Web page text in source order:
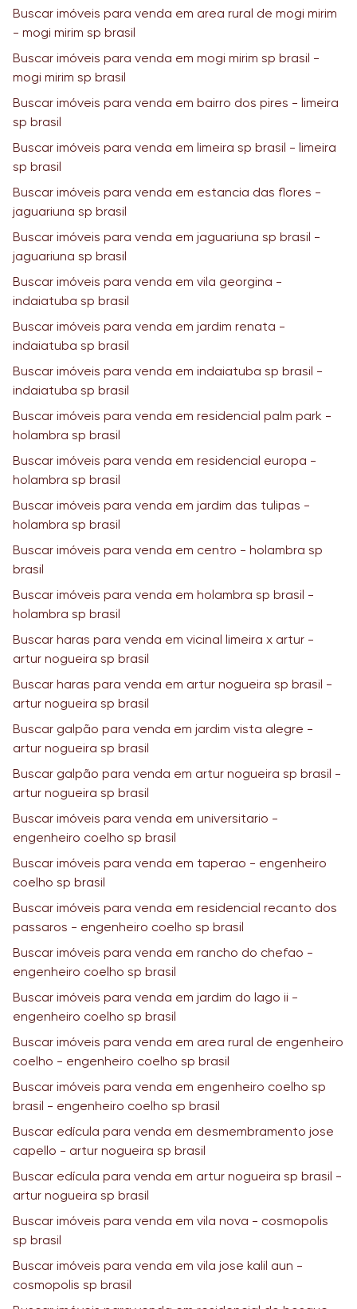
Buscar imóveis para venda em area rural de mogi mirim
- mogi mirim sp brasil
Buscar imóveis para venda em mogi mirim sp brasil -
mogi mirim sp brasil
Buscar imóveis para venda em bairro dos pires - limeira
sp brasil
Buscar imóveis para venda em limeira sp brasil - limeira
sp brasil
Buscar imóveis para venda em estancia das flores -
jaguariuna sp brasil
Buscar imóveis para venda em jaguariuna sp brasil -
jaguariuna sp brasil
Buscar imóveis para venda em vila georgina -
indaiatuba sp brasil
Buscar imóveis para venda em jardim renata -
indaiatuba sp brasil
Buscar imóveis para venda em indaiatuba sp brasil -
indaiatuba sp brasil
Buscar imóveis para venda em residencial palm park -
holambra sp brasil
Buscar imóveis para venda em residencial europa -
holambra sp brasil
Buscar imóveis para venda em jardim das tulipas -
holambra sp brasil
Buscar imóveis para venda em centro - holambra sp
brasil
Buscar imóveis para venda em holambra sp brasil -
holambra sp brasil
Buscar haras para venda em vicinal limeira x artur -
artur nogueira sp brasil
Buscar haras para venda em artur nogueira sp brasil -
artur nogueira sp brasil
Buscar galpão para venda em jardim vista alegre -
artur nogueira sp brasil
Buscar galpão para venda em artur nogueira sp brasil -
artur nogueira sp brasil
Buscar imóveis para venda em universitario -
engenheiro coelho sp brasil
Buscar imóveis para venda em taperao - engenheiro
coelho sp brasil
Buscar imóveis para venda em residencial recanto dos
passaros - engenheiro coelho sp brasil
Buscar imóveis para venda em rancho do chefao -
engenheiro coelho sp brasil
Buscar imóveis para venda em jardim do lago ii -
engenheiro coelho sp brasil
Buscar imóveis para venda em area rural de engenheiro
coelho - engenheiro coelho sp brasil
Buscar imóveis para venda em engenheiro coelho sp
brasil - engenheiro coelho sp brasil
Buscar edícula para venda em desmembramento jose
capello - artur nogueira sp brasil
Buscar edícula para venda em artur nogueira sp brasil -
artur nogueira sp brasil
Buscar imóveis para venda em vila nova - cosmopolis
sp brasil
Buscar imóveis para venda em vila jose kalil aun -
cosmopolis sp brasil